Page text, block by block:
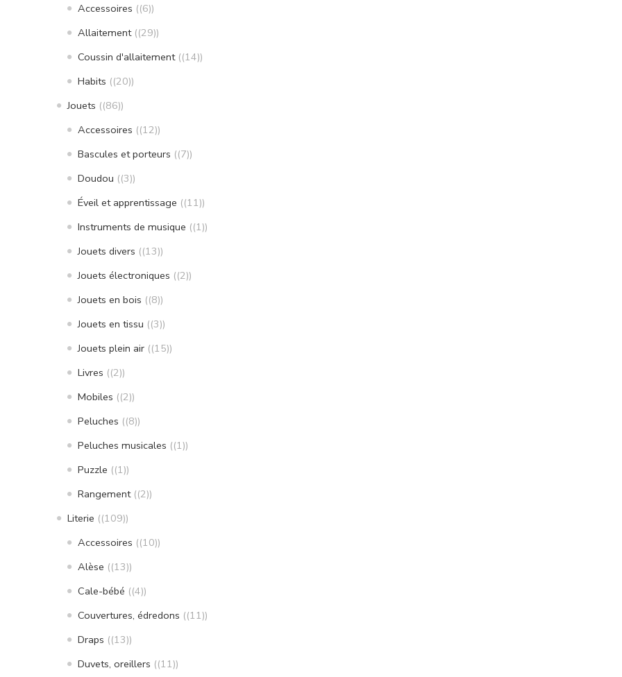
Accessoires (6)
Allaitement (29)
Coussin d'allaitement (14)
Habits (20)
Jouets (86)
Accessoires (12)
Bascules et porteurs (7)
Doudou (3)
Éveil et apprentissage (11)
Instruments de musique (1)
Jouets divers (13)
Jouets électroniques (2)
Jouets en bois (8)
Jouets en tissu (3)
Jouets plein air (15)
Livres (2)
Mobiles (2)
Peluches (8)
Peluches musicales (1)
Puzzle (1)
Rangement (2)
Literie (109)
Accessoires (10)
Alèse (13)
Cale-bébé (4)
Couvertures, édredons (11)
Draps (13)
Duvets, oreillers (11)